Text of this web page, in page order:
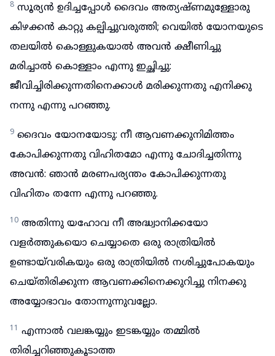
8 സൂര്യൻ ഉദിച്ചപ്പോൾ ദൈവം അത്യഷ്ണമുള്ളോരു
കിഴക്കൻ കാറ്റു കല്പിച്ചുവരുത്തി; വെയിൽ യോനയുടെ
തലയിൽ കൊള്ളുകയാൽ അവൻ ക്ഷീണിച്ചു
മരിച്ചാൽ കൊള്ളാം എന്നു ഇച്ഛിച്ചു:
ജീവിച്ചിരിക്കുന്നതിനെക്കാൾ മരിക്കുന്നതു എനിക്കു
നന്നു എന്നു പറഞ്ഞു.
9 ദൈവം യോനയോടു: നീ ആവണക്കുനിമിത്തം
കോപിക്കുന്നതു വിഹിതമോ എന്നു ചോദിച്ചതിന്നു
അവൻ: ഞാൻ മരണപര്യന്തം കോപിക്കുന്നതു
വിഹിതം തന്നേ എന്നു പറഞ്ഞു.
10 അതിന്നു യഹോവ നീ അദ്ധ്വാനിക്കയോ
വളർത്തുകയൊ ചെയ്യാതെ ഒരു രാത്രിയിൽ
ഉണ്ടായ്‌വരികയും ഒരു രാത്രിയിൽ നശിച്ചുപോകയും
ചെയ്തിരിക്കുന്ന ആവണക്കിനെക്കുറിച്ചു നിനക്കു
അയ്യോഭാവം തോന്നുന്നുവല്ലോ.
11 എന്നാൽ വലങ്കയ്യും ഇടങ്കയ്യും തമ്മിൽ
തിരിച്ചറിഞ്ഞുകൂടാത്ത